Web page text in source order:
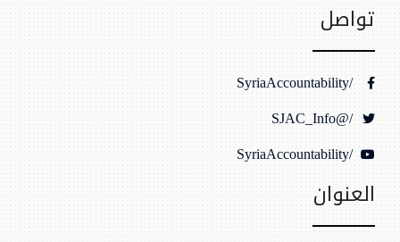
تواصل
/SyriaAccountability
/@SJAC_Info
/SyriaAccountability
العنوان